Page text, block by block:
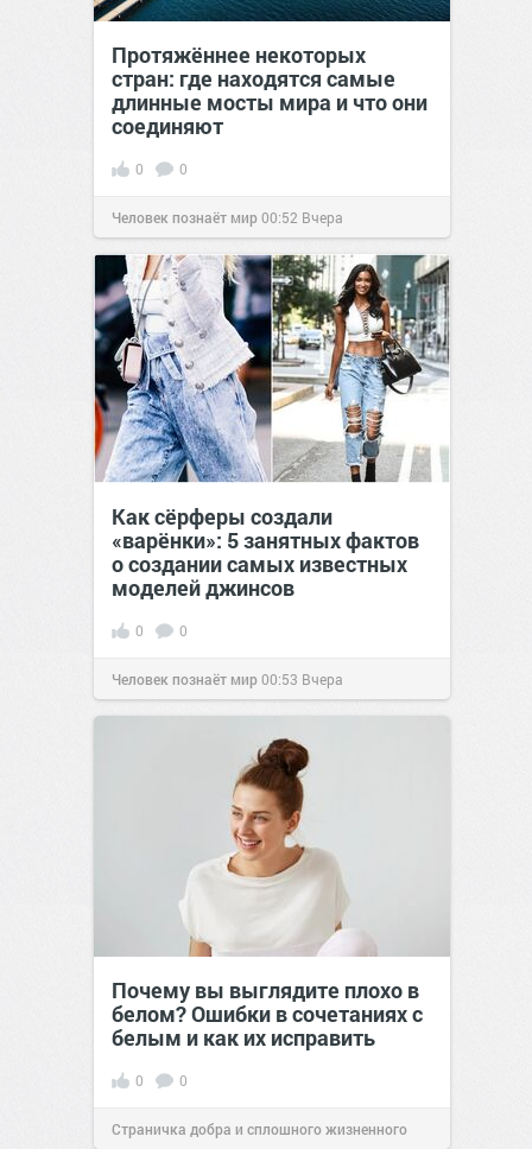
Протяжённее некоторых
стран: где находятся самые
длинные мосты мира и что они
соединяют
0 0
Человек познаёт мир00:52 Вчера
Как сёрферы создали
«варёнки»: 5 занятных фактов
о создании самых известных
моделей джинсов
0 0
Человек познаёт мир00:53 Вчера
Почему вы выглядите плохо в
белом? Ошибки в сочетаниях с
белым и как их исправить
0 0
Страничка добра и сплошного жизненного